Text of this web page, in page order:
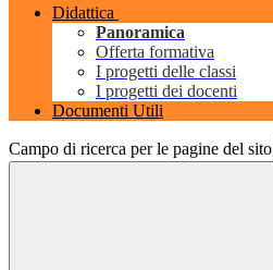
Didattica
Panoramica
Offerta formativa
I progetti delle classi
I progetti dei docenti
Documenti Utili
Campo di ricerca per le pagine del sito